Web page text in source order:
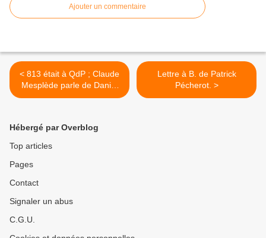
Ajouter un commentaire
< 813 était à QdP ; Claude
Mesplède parle de Daniel
Chavarria
Lettre à B. de Patrick
Pécherot. >
Hébergé par Overblog
Top articles
Pages
Contact
Signaler un abus
C.G.U.